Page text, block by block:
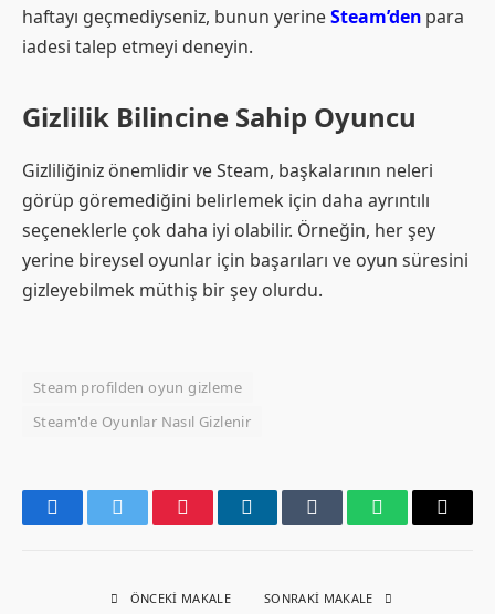
haftayı geçmediyseniz, bunun yerineSteam’den para
iadesi talep etmeyi deneyin.
Gizlilik Bilincine Sahip Oyuncu
Gizliliğiniz önemlidir ve Steam, başkalarının neleri
görüp göremediğini belirlemek için daha ayrıntılı
seçeneklerle çok daha iyi olabilir. Örneğin, her şey
yerine bireysel oyunlar için başarıları ve oyun süresini
gizleyebilmek müthiş bir şey olurdu.
Steam profilden oyun gizleme
Steam'de Oyunlar Nasıl Gizlenir
FacebookTwitter PinterestLinkedInTumblr WhatsAppEmail
ÖNCEKI MAKALE SONRAKI MAKALE